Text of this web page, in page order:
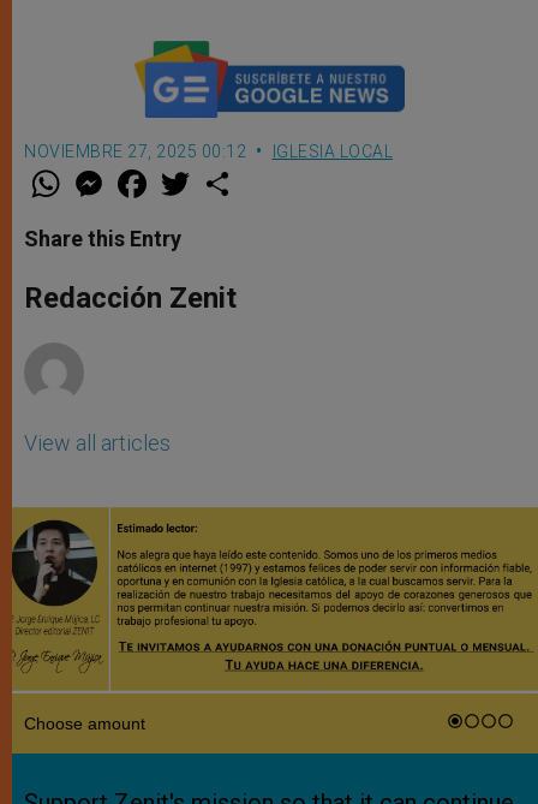
NOVIEMBRE 27, 2025 00:12 IGLESIA LOCAL
W
t
s
p
p
M
e
s
e
g
e
F
a
e
b
o
k
w
r
Share this Entry
Redacción Zenit
View all articles